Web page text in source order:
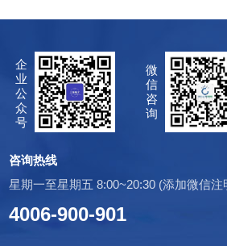
企
业
公
众
号
微
信
咨
询
咨询热线
星期一至星期五 8:00~20:30 (添加微信注
4006-900-901